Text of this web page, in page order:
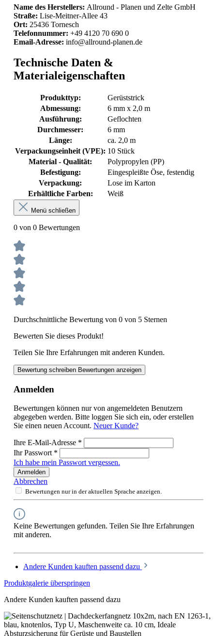
Name des Herstellers: Allround - Planen und Zelte GmbH
Straße: Lise-Meitner-Allee 43
Ort: 25436 Tornesch
Telefonnummer: +49 4120 70 690 0
Email-Adresse: info@allround-planen.de
Technische Daten &
Materialeigenschaften
Produkttyp:
Gerüststrick
Abmessung:
6 mm x 2,0 m
Ausführung:
Geflochten
Durchmesser:
6 mm
Länge:
ca. 2,0 m
Verpackungseinheit (VPE): 10 Stück
Material - Qualität:
Polypropylen (PP)
Befestigung:
Eingespleißte Öse, festendig
Verpackung:
Lose im Karton
Erhältliche Farben:
Weiß
Menü schließen
0 von 0 Bewertungen
Durchschnittliche Bewertung von 0 von 5 Sternen
Bewerten Sie dieses Produkt!
Teilen Sie Ihre Erfahrungen mit anderen Kunden.
Bewertung schreiben Bewertungen anzeigen
Anmelden
Bewertungen können nur von angemeldeten Benutzern
abgegeben werden. Bitte loggen Sie sich ein, oder erstellen
Sie einen neuen Account. Neuer Kunde?
Ihre E-Mail-Adresse *
Ihr Passwort *
Ich habe mein Passwort vergessen.
Anmelden
Abbrechen
Bewertungen nur in der aktuellen Sprache anzeigen.
Keine Bewertungen gefunden. Teilen Sie Ihre Erfahrungen
mit anderen.
Andere Kunden kauften passend dazu
Produktgalerie überspringen
Andere Kunden kauften passend dazu